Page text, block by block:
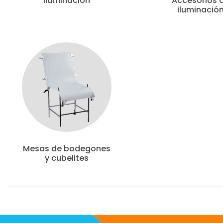
iluminación
Mesas de bodegones
y cubelites